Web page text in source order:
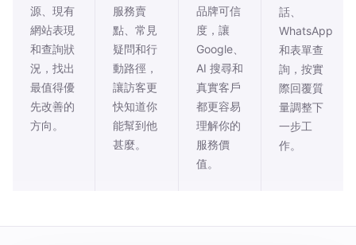
源、現有
網站表現
和查詢狀
況，找出
最值得優
先改善的
方向。
服務賣
點、常見
疑問和行
動路徑，
讓訪客更
快知道你
能幫到他
甚麼。
品牌可信
度，讓
Google、
AI 搜尋和
真實客戶
都更容易
理解你的
服務價
值。
話、
WhatsApp
和表單查
詢，按實
際回覆質
量調整下
一步工
作。